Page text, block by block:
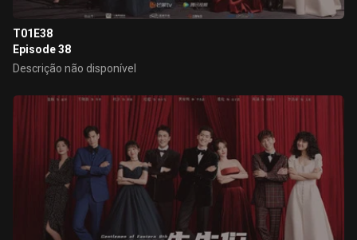
T01E38
Episode 38
Descrição não disponível